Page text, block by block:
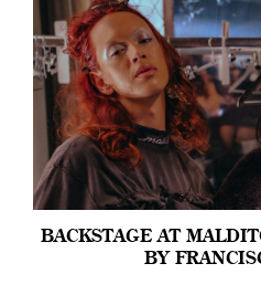
BACKSTAGE AT
BY